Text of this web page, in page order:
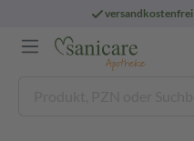
versandkostenfrei